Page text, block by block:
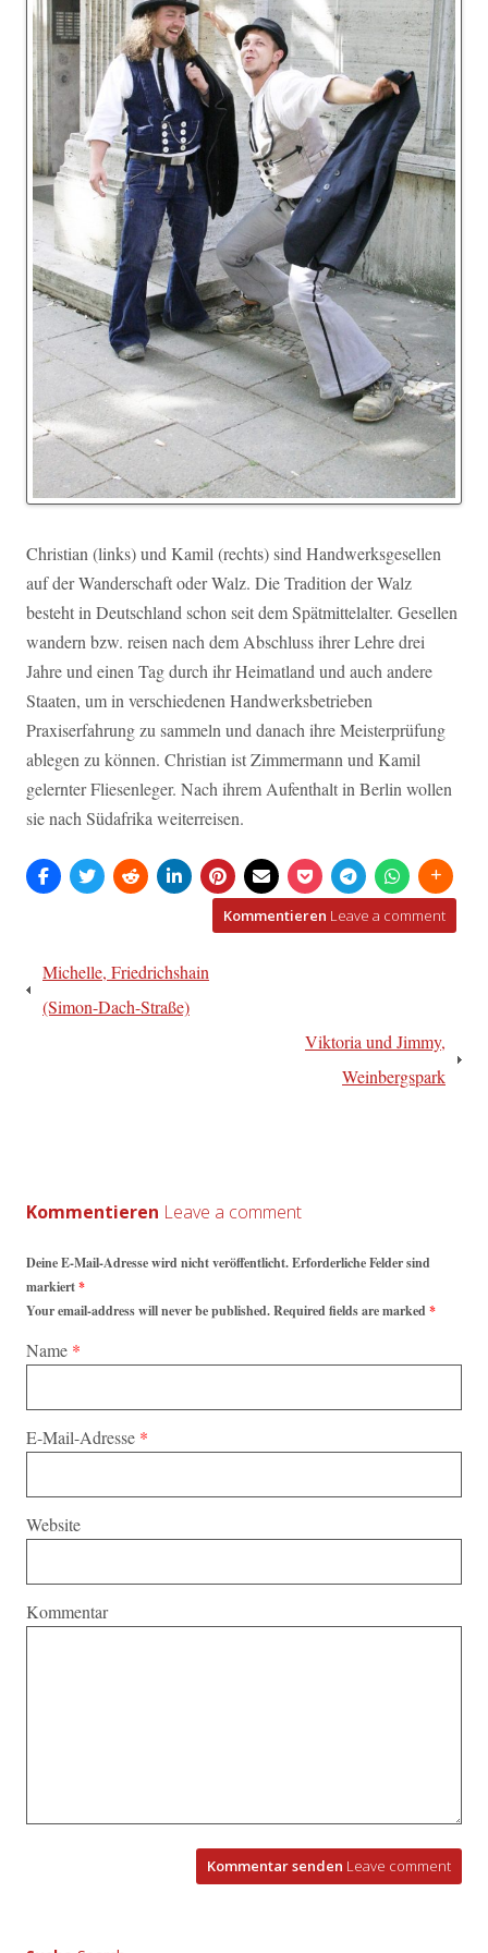
Christian (links) und Kamil (rechts) sind Handwerksgesellen
auf der Wanderschaft oder Walz. Die Tradition der Walz
besteht in Deutschland schon seit dem Spätmittelalter. Gesellen
wandern bzw. reisen nach dem Abschluss ihrer Lehre drei
Jahre und einen Tag durch ihr Heimatland und auch andere
Staaten, um in verschiedenen Handwerksbetrieben
Praxiserfahrung zu sammeln und danach ihre Meisterprüfung
ablegen zu können. Christian ist Zimmermann und Kamil
gelernter Fliesenleger. Nach ihrem Aufenthalt in Berlin wollen
sie nach Südafrika weiterreisen.
Kommentieren Leave a comment
Beitragsnavigation
Michelle, Friedrichshain
(Simon-Dach-Straße)
Viktoria und Jimmy,
Weinbergspark
Kommentieren
Deine E-Mail-Adresse wird nicht veröffentlicht. Erforderliche Felder sind
markiert*
Your email-address will never be published. Required fields are marked*
Name *
E-Mail-Adresse *
Website
Kommentar
Kommentar senden Leave comment